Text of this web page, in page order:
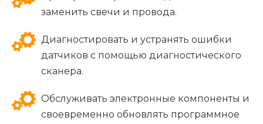
заменить свечи и провода.
Диагностировать и устранять ошибки
датчиков с помощью диагностического
сканера.
Обслуживать электронные компоненты и
своевременно обновлять программное